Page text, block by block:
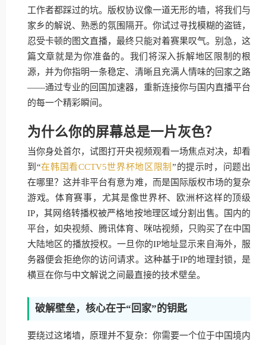
工作者都踩过的坑。版权协议像一道无形的墙，将我们与
家乡的解说、熟悉的氛围隔开。你试过寻找模糊的盗链，
忍受卡顿的图文直播，最终只能对着赛果叹气。别急，这
篇文章就是为你准备的。我们将深入拆解地区限制的根
源，并为你指明一条稳定、清晰且充满人情味的回家之路
——通过专业的回国加速器，重新连接你与国内直播平台
的每一个精彩瞬间。
为什么你的屏幕总是一片灰色？
当你身处首尔，试图打开央视频观看一场焦点对决，却看
到“在韩国看CCTV5世界杯地区限制 ”的提示时，问题出
在哪里？这并非平台有意为难，而是国际版权市场的复杂
游戏。体育赛事，尤其是像世界杯、欧洲杯这样的顶级
IP，其网络转播权被严格地按地理区域分割出售。国内的
平台，如央视频、腾讯体育、咪咕视频，只购买了在中国
大陆地区的播放授权。一旦你的IP地址显示来自海外，服
务器便会拒绝你的访问请求。这种基于IP的地理封锁，是
横亘在你与中文解说之间最直接的技术壁垒。
破解壁垒，核心在于“回家”的钥匙
要绕过这堵墙，原理并不复杂：你需要一个位于中国境内